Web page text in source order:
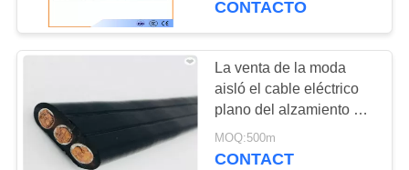
Emito la carretilla
18
CONTACTO
La venta de la moda
aisló el cable eléctrico
plano del alzamiento del
conductor de cobre con
buen quanlity
MOQ:500m
CONTACT